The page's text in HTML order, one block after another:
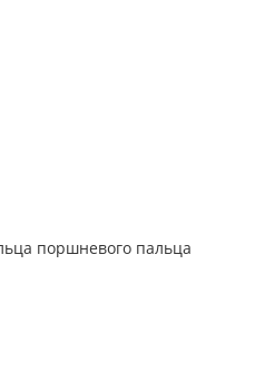
поршневого пальца